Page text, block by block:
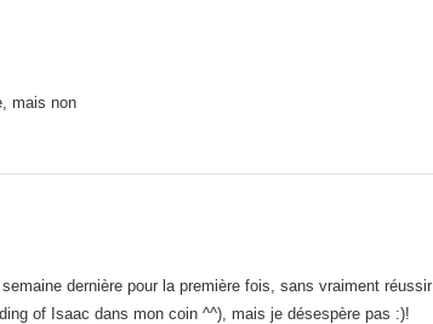
mais non
dernière pour la première fois, sans vraiment réussir
of Isaac dans mon coin ^^), mais je désespère pas :)!